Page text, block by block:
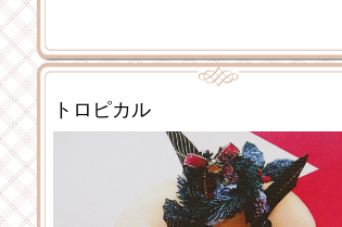
トロピカル